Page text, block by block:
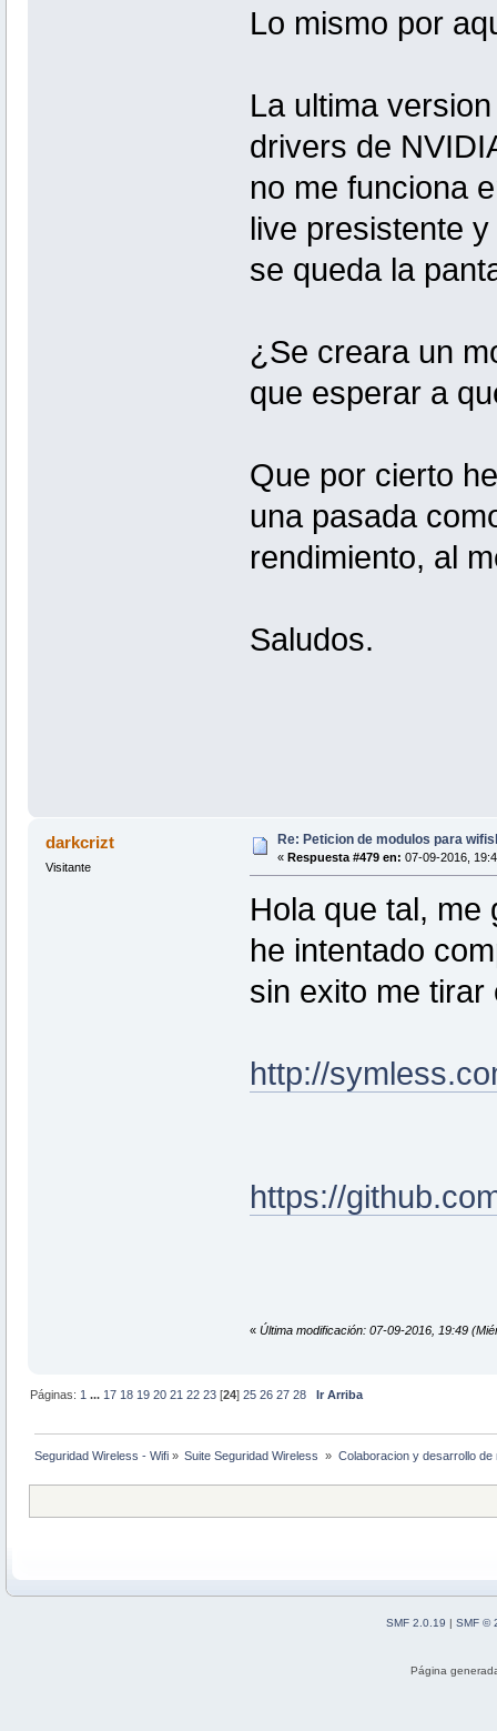
Lo mismo por
La ultima
drivers de
no me funciona
live presistente
se queda la
¿Se creara un
que esperar a
Que por cierto
una pasada
rendimiento, al
Saludos.
darkcrizt
Visitante
Re: Peticion de modulos para
« Respuesta #479 en: 07-09-2016,
Hola que tal, me
he intentado
sin exito me
http://
https://
« Última modificación: 07-09-2016, 19:49
Páginas: 1 ... 17 18 19 20 21 22 23 [24]25 26 27 28 Ir Arriba
Seguridad Wireless - Wifi » Suite Seguridad Wireless » Colaboracion y desarrollo de
SMF 2.0.19 | SMF ©
Página